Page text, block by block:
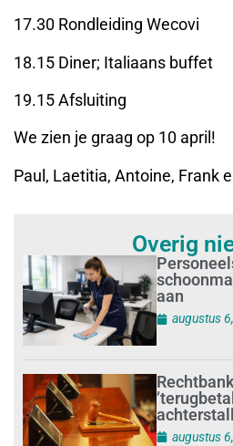
17.30 Rondleiding Wecovi
18.15 Diner; Italiaans buffet
19.15 Afsluiting
We zien je graag op 10 april!
Paul, Laetitia, Antoine, Frank
Overig
aan
augustus
augustus